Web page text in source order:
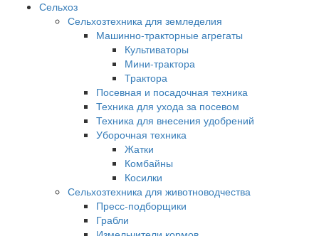
Сельхоз
Сельхозтехника для земледелия
Машинно-тракторные агрегаты
Культиваторы
Мини-трактора
Трактора
Посевная и посадочная техника
Техника для ухода за посевом
Техника для внесения удобрений
Уборочная техника
Жатки
Комбайны
Косилки
Сельхозтехника для животноводчества
Пресс-подборщики
Грабли